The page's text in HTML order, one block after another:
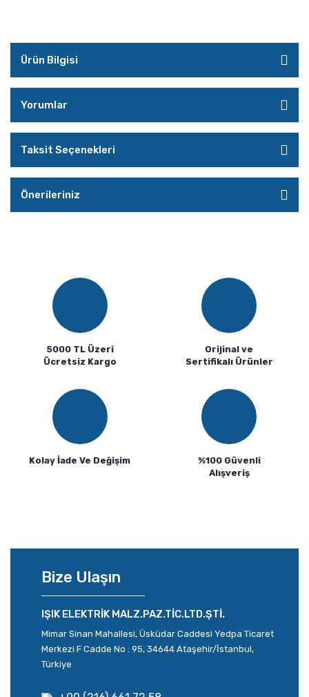
Ürün Bilgisi
Yorumlar
Taksit Seçenekleri
Önerileriniz
5000 TL Üzeri
Ücretsiz Kargo
Orijinal ve
Sertifikalı Ürünler
Kolay İade Ve Değişim
%100 Güvenli
Alışveriş
Bize Ulaşın
IŞIK ELEKTRİK MALZ.PAZ.TİC.LTD.ŞTİ.
Mimar Sinan Mahallesi, Üsküdar Caddesi Yedpa Ticaret
Merkezi F Cadde No : 95, 34644 Ataşehir/İstanbul,
Türkiye